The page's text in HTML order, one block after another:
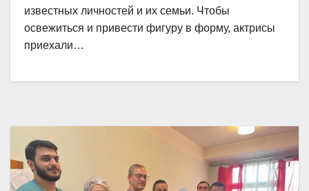
известных личностей и их семьи. Чтобы
освежиться и привести фигуру в форму, актрисы
приехали…